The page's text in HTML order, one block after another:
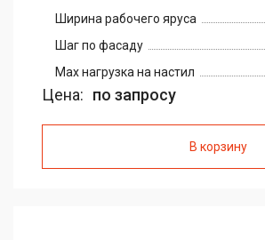
Ширина рабочего яруса
Шаг по фасаду
Max нагрузка на настил
Цена: по запросу
В корзину